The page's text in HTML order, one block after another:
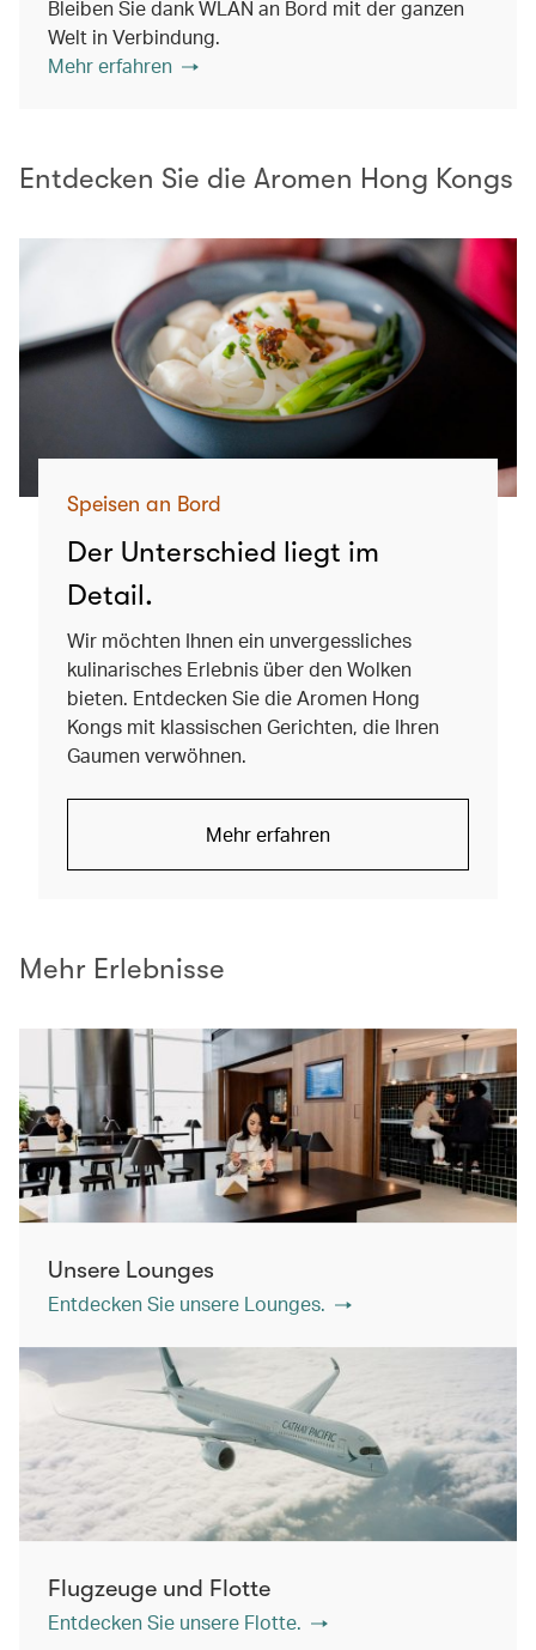
Bleiben Sie dank WLAN an Bord mit der ganzen
Welt in Verbindung.
Mehr erfahren
Entdecken Sie die Aromen Hong Kongs
Speisen an Bord
Der Unterschied liegt im
Detail.
Wir möchten Ihnen ein unvergessliches
kulinarisches Erlebnis über den Wolken
bieten. Entdecken Sie die Aromen Hong
Kongs mit klassischen Gerichten, die Ihren
Gaumen verwöhnen.
Mehr erfahren
Mehr Erlebnisse
Unsere Lounges
Entdecken Sie unsere Lounges.
Flugzeuge und Flotte
Entdecken Sie unsere Flotte.